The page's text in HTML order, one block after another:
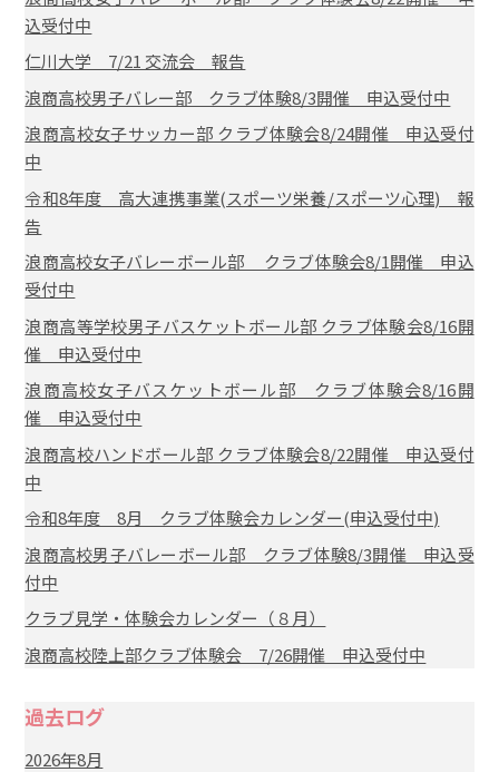
込受付中
仁川大学 7/21 交流会 報告
浪商高校男子バレー部 クラブ体験8/3開催 申込受付中
浪商高校女子サッカー部 クラブ体験会8/24開催 申込受付
中
令和8年度 高大連携事業(スポーツ栄養/スポーツ心理) 報
告
浪商高校女子バレーボール部 クラブ体験会8/1開催 申込
受付中
浪商高等学校男子バスケットボール部 クラブ体験会8/16開
催 申込受付中
浪商高校女子バスケットボール部 クラブ体験会8/16開
催 申込受付中
浪商高校ハンドボール部 クラブ体験会8/22開催 申込受付
中
令和8年度 8月 クラブ体験会カレンダー(申込受付中)
浪商高校男子バレーボール部 クラブ体験8/3開催 申込受
付中
クラブ見学・体験会カレンダー（８月）
浪商高校陸上部クラブ体験会 7/26開催 申込受付中
過去ログ
2026年8月